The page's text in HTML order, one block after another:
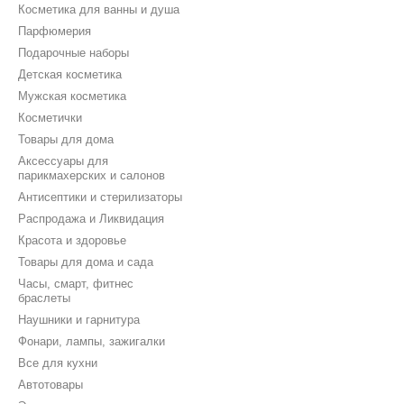
Косметика для ванны и душа
Парфюмерия
Подарочные наборы
Детская косметика
Мужская косметика
Косметички
Товары для дома
Аксессуары для
парикмахерских и салонов
Антисептики и стерилизаторы
Распродажа и Ликвидация
Красота и здоровье
Товары для дома и сада
Часы, смарт, фитнес
браслеты
Наушники и гарнитура
Фонари, лампы, зажигалки
Все для кухни
Автотовары